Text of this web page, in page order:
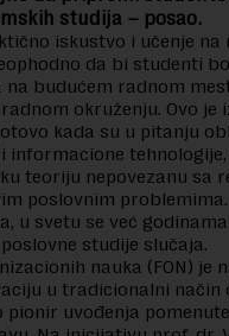
studija – posao.
iskustvo i učenje
da bi studenti
na budućem radnom
okruženju. Ovo je
kada su u pitanju
informacione
teoriju nepovezanu sa
poslovnim problemima.
u svetu se već
studije slučaja.
nauka (FON) je
u tradicionalni način
pionir uvođenja